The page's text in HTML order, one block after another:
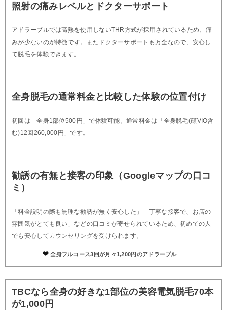
照射の痛みレベルとドクターサポート
アドラーブルでは高熱を使用しないTHR方式が採用されているため、痛
みが少ないのが特徴です。またドクターサポートも万全なので、安心し
て脱毛を体験できます。
全身脱毛の通常料金と比較した体験の位置付け
初回は「全身1部位500円」で体験可能。通常料金は「全身脱毛(顔VIO含
む)12回260,000円」です。
勧誘の有無と接客の印象（Googleマップの口コ
ミ）
「料金説明の際も無理な勧誘が無く安心した」「丁寧な接客で、お店の
雰囲気がとても良い」などの口コミが寄せられているため、初めての人
でも安心してカウンセリングを受けられます。
全身フルコース3回が月々1,200円のアドラーブル
TBCなら全身の好きな1部位の美容電気脱毛70本
が1,000円